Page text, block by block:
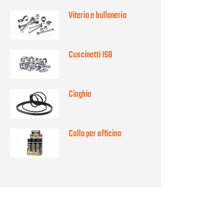
Viteria e bulloneria
Cuscinetti ISB
Cinghie
Colla per officina